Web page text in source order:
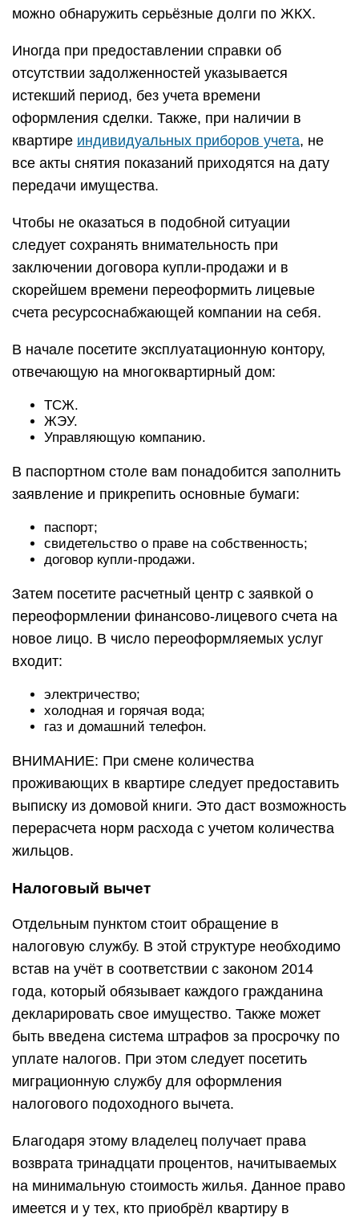
можно обнаружить серьёзные долги по ЖКХ.
Иногда при предоставлении справки об
отсутствии задолженностей указывается
истекший период, без учета времени
оформления сделки. Также, при наличии в
квартире индивидуальных приборов учета, не
все акты снятия показаний приходятся на дату
передачи имущества.
Чтобы не оказаться в подобной ситуации
следует сохранять внимательность при
заключении договора купли-продажи и в
скорейшем времени переоформить лицевые
счета ресурсоснабжающей компании на себя.
В начале посетите эксплуатационную контору,
отвечающую на многоквартирный дом:
ТСЖ.
ЖЭУ.
Управляющую компанию.
В паспортном столе вам понадобится заполнить
заявление и прикрепить основные бумаги:
паспорт;
свидетельство о праве на собственность;
договор купли-продажи.
Затем посетите расчетный центр с заявкой о
переоформлении финансово-лицевого счета на
новое лицо. В число переоформляемых услуг
входит:
электричество;
холодная и горячая вода;
газ и домашний телефон.
ВНИМАНИЕ: При смене количества
проживающих в квартире следует предоставить
выписку из домовой книги. Это даст возможность
перерасчета норм расхода с учетом количества
жильцов.
Налоговый вычет
Отдельным пунктом стоит обращение в
налоговую службу. В этой структуре необходимо
встав на учёт в соответствии с законом 2014
года, который обязывает каждого гражданина
декларировать свое имущество. Также может
быть введена система штрафов за просрочку по
уплате налогов. При этом следует посетить
миграционную службу для оформления
налогового подоходного вычета.
Благодаря этому владелец получает права
возврата тринадцати процентов, начитываемых
на минимальную стоимость жилья. Данное право
имеется и у тех, кто приобрёл квартиру в